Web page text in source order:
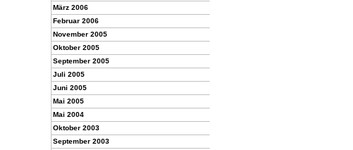
März 2006
Februar 2006
November 2005
Oktober 2005
September 2005
Juli 2005
Juni 2005
Mai 2005
Mai 2004
Oktober 2003
September 2003